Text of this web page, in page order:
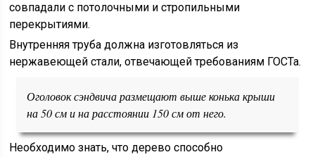
совпадали с потолочными и стропильными
перекрытиями.
Внутренняя труба должна изготовляться из
нержавеющей стали, отвечающей требованиям ГОСТа.
Оголовок сэндвича размещают выше конька крыши
на 50 см и на расстоянии 150 см от него.
Необходимо знать, что дерево способно